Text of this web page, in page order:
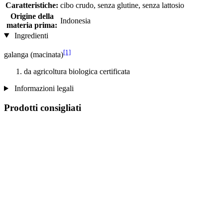
Caratteristiche: cibo crudo, senza glutine, senza lattosio
Origine della
materia prima:
Indonesia
Ingredienti
galanga (macinata)[1]
da agricoltura biologica certificata
Informazioni legali
Prodotti consigliati